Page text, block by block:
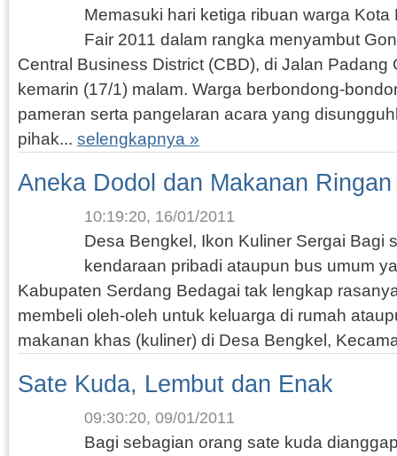
Memasuki hari ketiga ribuan warga
Fair 2011 dalam rangka menyambut
Central Business District (CBD), di Jalan Padang
kemarin (17/1) malam. Warga berbondong-
pameran serta pangelaran acara yang
pihak... selengkapnya »
Aneka Dodol dan Makanan Ringan
10:19:20, 16/01/2011
Desa Bengkel, Ikon Kuliner Sergai Bagi
kendaraan pribadi ataupun bus umum
Kabupaten Serdang Bedagai tak lengkap
membeli oleh-oleh untuk keluarga di rumah
makanan khas (kuliner) di Desa Bengkel,
Sate Kuda, Lembut dan Enak
09:30:20, 09/01/2011
Bagi sebagian orang sate kuda